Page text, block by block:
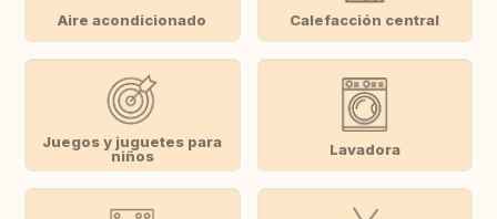
Aire acondicionado Calefacción central
Juegos y juguetes para
niños
Lavadora